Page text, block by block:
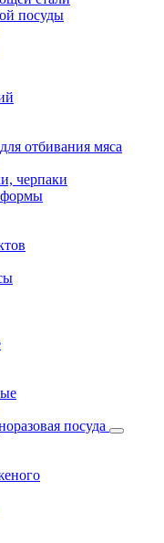
посуды
отбивания мяса
черпаки
формы
посуда